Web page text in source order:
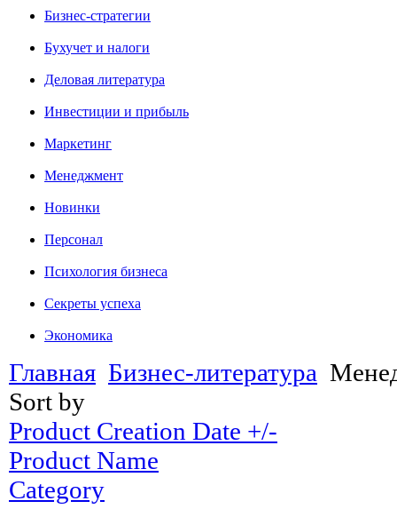
Бизнес-стратегии
Бухучет и налоги
Деловая литература
Инвестиции и прибыль
Маркетинг
Менеджмент
Новинки
Персонал
Психология бизнеса
Секреты успеха
Экономика
Главная Бизнес-литература
Sort by
Product Creation Date +/-
Product Name
Category